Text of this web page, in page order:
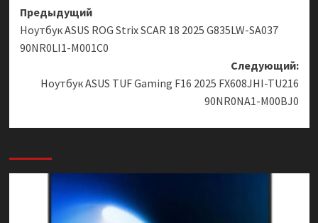
Навигация
записи
Предыдущий
Ноутбук ASUS ROG Strix SCAR 18 2025 G835LW-SA037
90NR0LI1-M001C0
Следующий:
Ноутбук ASUS TUF Gaming F16 2025 FX608JHI-TU216
90NR0NA1-M00BJ0